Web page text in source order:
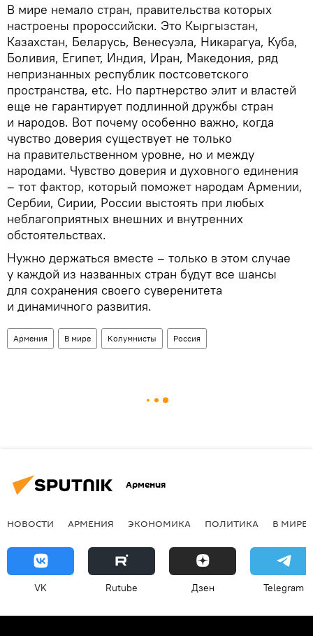
В мире немало стран, правительства которых
настроены пророссийски. Это Кыргызстан,
Казахстан, Беларусь, Венесуэла, Никарагуа, Куба,
Боливия, Египет, Индия, Иран, Македония, ряд
непризнанных республик постсоветского
пространства, etc. Но партнерство элит и властей
еще не гарантирует подлинной дружбы стран
и народов. Вот почему особенно важно, когда
чувство доверия существует не только
на правительственном уровне, но и между
народами. Чувство доверия и духовного единения
– тот фактор, который поможет народам Армении,
Сербии, Сирии, России выстоять при любых
неблагоприятных внешних и внутренних
обстоятельствах.
Нужно держаться вместе – только в этом случае
у каждой из названных стран будут все шансы
для сохранения своего суверенитета
и динамичного развития.
Армения В мире Колумнисты Россия
Армения
НОВОСТИ АРМЕНИЯ ЭКОНОМИКА ПОЛИТИКА В МИРЕ
VK Rutube Дзен Telegram